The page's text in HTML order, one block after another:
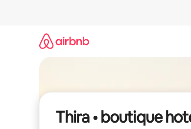
Thira • boutique